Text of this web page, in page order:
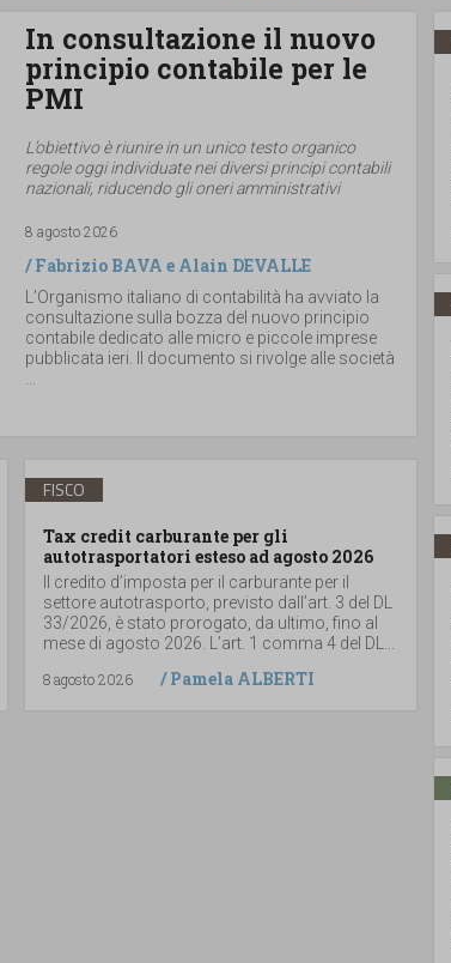
In consultazione il nuovo
principio contabile per le
PMI
L’obiettivo è riunire in un unico testo organico
regole oggi individuate nei diversi principi contabili
nazionali, riducendo gli oneri amministrativi
8 agosto 2026
/Fabrizio BAVA e Alain DEVALLE
L’Organismo italiano di contabilità ha avviato la
consultazione sulla bozza del nuovo principio
contabile dedicato alle micro e piccole imprese
pubblicata ieri. Il documento si rivolge alle società
...
FISCO
Tax credit carburante per gli
autotrasportatori esteso ad agosto 2026
Il credito d’imposta per il carburante per il
settore autotrasporto, previsto dall’art. 3 del DL
33/2026, è stato prorogato, da ultimo, fino al
mese di agosto 2026. L’art. 1 comma 4 del DL...
8 agosto 2026
/Pamela ALBERTI